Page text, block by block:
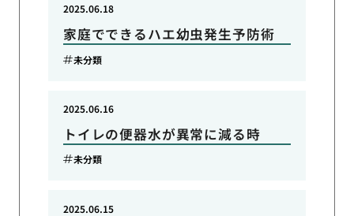
家庭でできるハエ幼虫発生予防術
2025.06.18
未分類
トイレの便器水が異常に減る時
2025.06.16
未分類
2025.06.15